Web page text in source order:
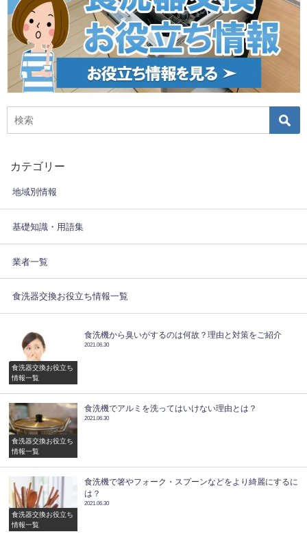
カテゴリー
地域別情報
基礎知識・用語集
業者一覧
食洗器交換お役立ち情報一覧
食洗器交換お役立ち
情報一覧
食洗機から臭いがするのは何故？理由と対策をご紹介
2021.06.30
食洗器交換お役立ち
情報一覧
食洗機でアルミを洗ってはいけない理由とは？
2021.06.30
食洗器交換お役立ち
情報一覧
食洗機で箸やフォーク・スプーンなどをより綺麗にするに
は？
2021.06.30